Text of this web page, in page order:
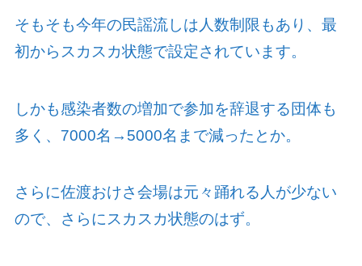
そもそも今年の民謡流しは人数制限もあり、最
初からスカスカ状態で設定されています。
しかも感染者数の増加で参加を辞退する団体も
多く、 7000名→ 5000名まで減ったとか。
さらに佐渡おけさ会場は元々踊れる人が少ない
ので、さらにスカスカ状態のはず。